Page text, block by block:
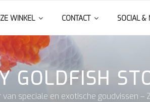
GOLDFISH
van speciale en exotische goudvissen –
WINKEL CONTACT SOCIAL &